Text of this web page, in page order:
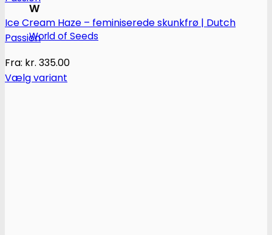
W
World of Seeds
Ice Cream Haze – feminiserede skunkfrø | Dutch
Passion
Fra: kr. 335.00
Vælg variant